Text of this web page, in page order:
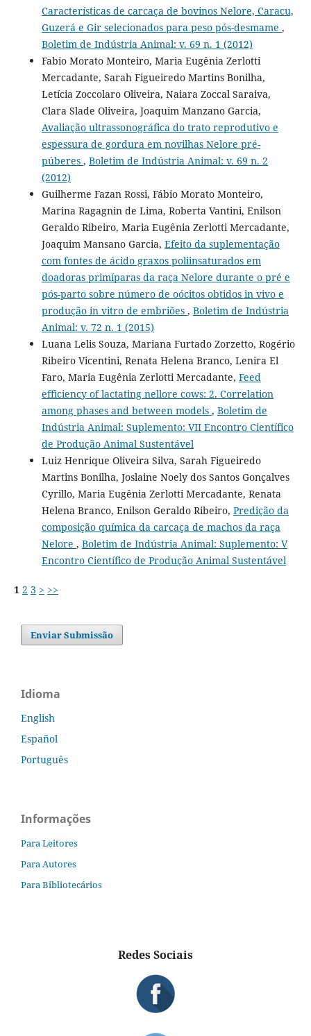
Características de carcaça de bovinos Nelore, Caracu,
Guzerá e Gir selecionados para peso pós-desmame ,
Boletim de Indústria Animal: v. 69 n. 1 (2012)
Fabio Morato Monteiro, Maria Eugênia Zerlotti
Mercadante, Sarah Figueiredo Martins Bonilha,
Letícia Zoccolaro Oliveira, Naiara Zoccal Saraiva,
Clara Slade Oliveira, Joaquim Manzano Garcia,
Avaliação ultrassonográfica do trato reprodutivo e
espessura de gordura em novilhas Nelore pré-
púberes , Boletim de Indústria Animal: v. 69 n. 2
(2012)
Guilherme Fazan Rossi, Fábio Morato Monteiro,
Marina Ragagnin de Lima, Roberta Vantini, Enilson
Geraldo Ribeiro, Maria Eugênia Zerlotti Mercadante,
Joaquim Mansano Garcia, Efeito da suplementação
com fontes de ácido graxos poliinsaturados em
doadoras primíparas da raça Nelore durante o pré e
pós-parto sobre número de oócitos obtidos in vivo e
produção in vitro de embriões , Boletim de Indústria
Animal: v. 72 n. 1 (2015)
Luana Lelis Souza, Mariana Furtado Zorzetto, Rogério
Ribeiro Vicentini, Renata Helena Branco, Lenira El
Faro, Maria Eugênia Zerlotti Mercadante, Feed
efficiency of lactating nellore cows: 2. Correlation
among phases and between models , Boletim de
Indústria Animal: Suplemento: VII Encontro Científico
de Produção Animal Sustentável
Luiz Henrique Oliveira Silva, Sarah Figueiredo
Martins Bonilha, Joslaine Noely dos Santos Gonçalves
Cyrillo, Maria Eugênia Zerlotti Mercadante, Renata
Helena Branco, Enilson Geraldo Ribeiro, Predição da
composição química da carcaça de machos da raça
Nelore , Boletim de Indústria Animal: Suplemento: V
Encontro Científico de Produção Animal Sustentável
1 2 3 > >>
Enviar Submissão
Idioma
English
Español
Português
Informações
Para Leitores
Para Autores
Para Bibliotecários
Redes Sociais